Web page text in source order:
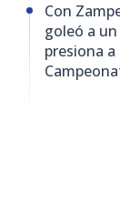
Con
goleó a
presiona a